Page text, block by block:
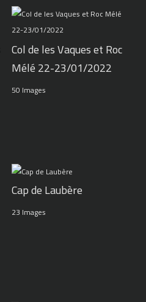
Col de les Vaques et Roc
Mélé 22-23/01/2022
50 Images
Cap de Laubère
23 Images